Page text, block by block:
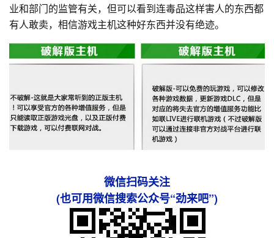
业和部门的监管有关，但可以看到连毒品这样害人的东西都
有人敢卖，相信游戏主机这种好东西并没有绝迹。
微信扫码关注
(也可用微信搜索公众号“劲来吧”)